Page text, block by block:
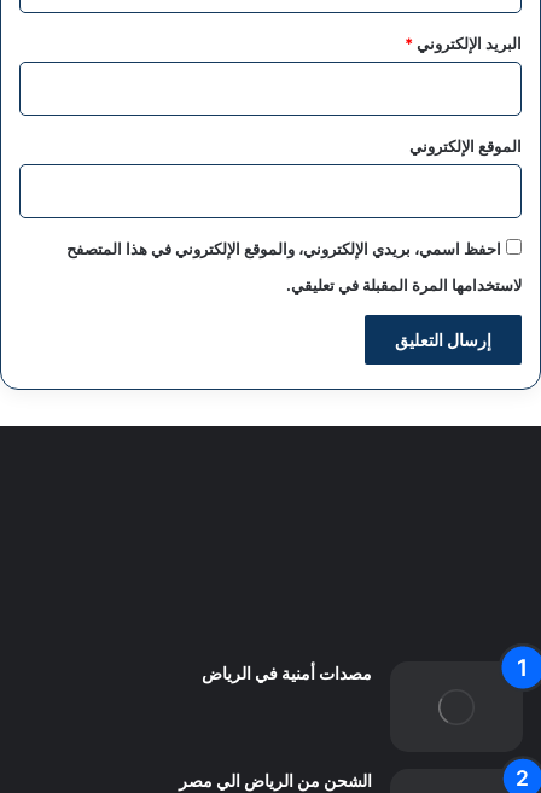
البريد الإلكتروني*
الموقع الإلكتروني
احفظ اسمي، بريدي الإلكتروني، والموقع الإلكتروني في هذا المتصفح
لاستخدامها المرة المقبلة في تعليقي.
مصدات أمنية في الرياض
الشحن من الرياض الي مصر